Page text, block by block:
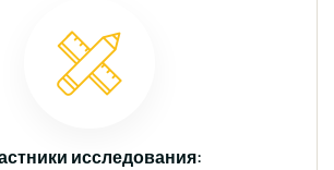
исследования: